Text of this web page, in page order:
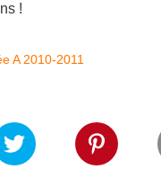
!
A 2010-2011